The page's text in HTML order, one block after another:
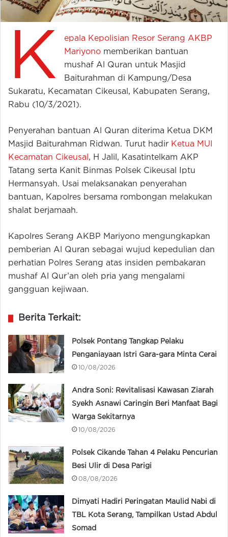
K
epala Kepolisian Resor Serang AKBP
Mariyono memberikan bantuan
mushaf Al Quran untuk Masjid
Baiturahman di Kampung/Desa
Sukaratu, Kecamatan Cikeusal, Kabupaten Serang,
Rabu (10/3/2021).
Penyerahan bantuan Al Quran diterima Ketua DKM
Masjid Baiturahman Ridwan. Turut hadir Ketua MUI
Kecamatan Cikeusal , H Jalil, Kasatintelkam AKP
Tatang serta Kanit Binmas Polsek Cikeusal Iptu
Hermansyah. Usai melaksanakan penyerahan
bantuan, Kapolres bersama rombongan melakukan
shalat berjamaah.
Kapolres Serang AKBP Mariyono mengungkapkan
pemberian Al Quran sebagai wujud kepedulian dan
perhatian Polres Serang atas insiden pembakaran
mushaf Al Qur’an oleh pria yang mengalami
gangguan kejiwaan.
Berita Terkait:
Polsek Pontang Tangkap Pelaku
Penganiayaan Istri Gara-gara Minta Cerai
10/08/2026
Andra Soni: Revitalisasi Kawasan Ziarah
Syekh Asnawi Caringin Beri Manfaat Bagi
Warga Sekitarnya
10/08/2026
Polsek Cikande Tahan 4 Pelaku Pencurian
Besi Ulir di Desa Parigi
08/08/2026
Dimyati Hadiri Peringatan Maulid Nabi di
TBL Kota Serang, Tampilkan Ustad Abdul
Somad